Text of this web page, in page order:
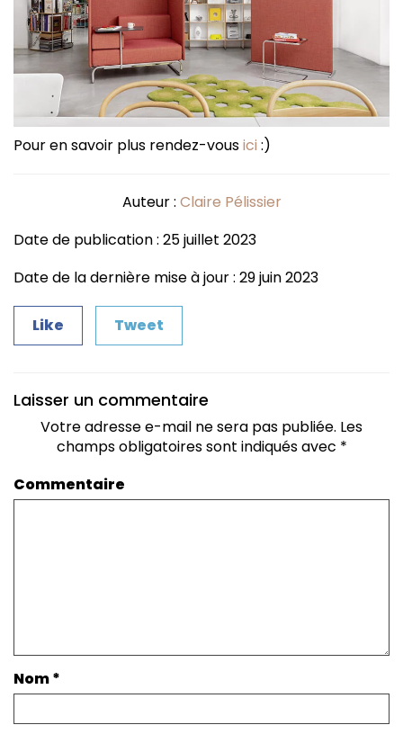
Pour en savoir plus rendez-vousici :)
Auteur : Claire Pélissier
Date de publication : 25 juillet 2023
Date de la dernière mise à jour : 29 juin 2023
Like Tweet
Laisser un commentaire
Votre adresse e-mail ne sera pas publiée. Les
champs obligatoires sont indiqués avec *
Commentaire
Nom*